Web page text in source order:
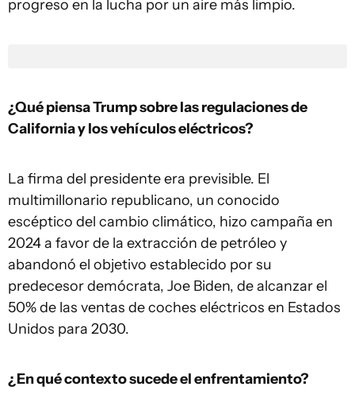
progreso en la lucha por un aire más limpio.
¿Qué piensa Trump sobre las regulaciones de
California y los vehículos eléctricos?
La firma del presidente era previsible. El
multimillonario republicano, un conocido
escéptico del cambio climático, hizo campaña en
2024 a favor de la extracción de petróleo y
abandonó el objetivo establecido por su
predecesor demócrata, Joe Biden, de alcanzar el
50% de las ventas de coches eléctricos en Estados
Unidos para 2030.
¿En qué contexto sucede el enfrentamiento?